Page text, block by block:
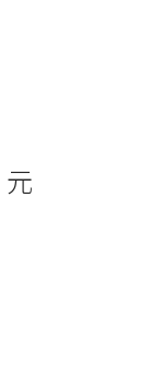
元